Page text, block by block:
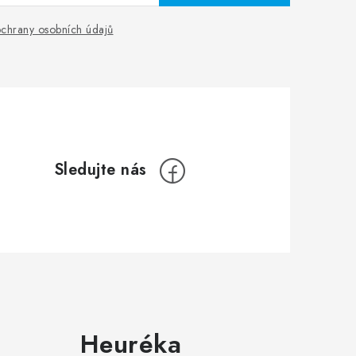
osobních údajů
Heuréka